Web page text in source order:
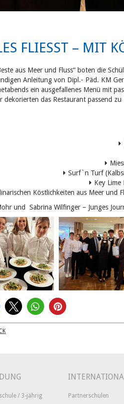
FLIESST – MIT
aus Meer und Fluss“ boten die
Anleitung von Dipl.- Päd. KM
ein ausgefallenes Menü mit
dekorierten das Restaurant passend
Surf`n Turf
Key
Köstlichkeiten aus Meer und
und Sabrina Wilfinger – Junges
/ 3-jährig Partnerschulen